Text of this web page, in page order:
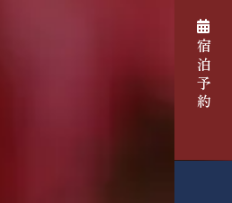
宿泊予約